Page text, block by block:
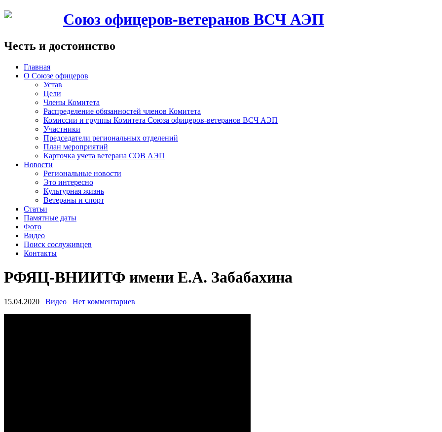
Союз офицеров-ветеранов ВСЧ АЭП
Честь и достоинство
Главная
О Союзе офицеров
Устав
Цели
Члены Комитета
Распределение обязанностей членов Комитета
Комиссии и группы Комитета Союза офицеров-ветеранов ВСЧ АЭП
Участники
Председатели региональных отделений
План мероприятий
Карточка учета ветерана CОВ АЭП
Новости
Региональные новости
Это интересно
Культурная жизнь
Ветераны и спорт
Статьи
Памятные даты
Фото
Видео
Поиск сослуживцев
Контакты
РФЯЦ-ВНИИТФ имени Е.А. Забабахина
15.04.2020 Видео Нет комментариев